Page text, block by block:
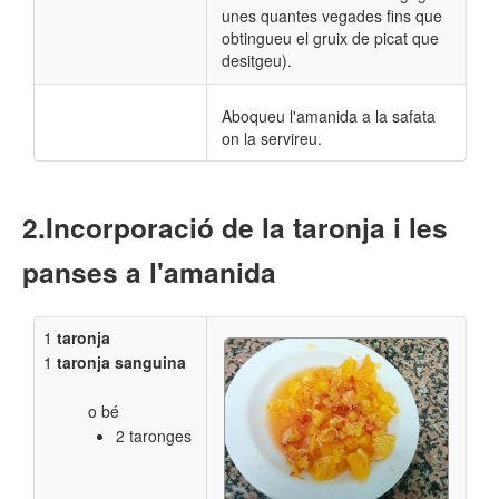
unes quantes vegades fins que
obtingueu el gruix de picat que
desitgeu).
Aboqueu l'amanida a la safata
on la servireu.
​Incorporació de la taronja i les
panses a l'amanida
1 taronja
1 taronja sanguina
o bé
2 taronges